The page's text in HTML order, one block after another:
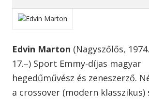
Edvin Marton (Nagyszőlős,
17.–) Sport Emmy-díjas magyar
hegedűművész és zeneszerző.
a crossover (modern